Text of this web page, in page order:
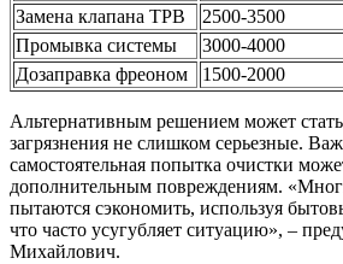
Замена клапана ТРВ
2500-3500
Промывка системы
3000-4000
Дозаправка фреоном
1500-2000
Альтернативным решением может
загрязнения не слишком серьезные.
самостоятельная попытка очистки
дополнительным повреждениям.
пытаются сэкономить, используя
что часто усугубляет ситуацию», –
Михайлович.